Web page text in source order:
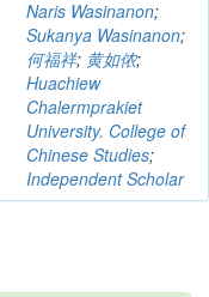
Naris Wasinanon;
Sukanya Wasinanon;
何福祥; 黄如侬;
Huachiew
Chalermprakiet
University. College of
Chinese Studies;
Independent Scholar